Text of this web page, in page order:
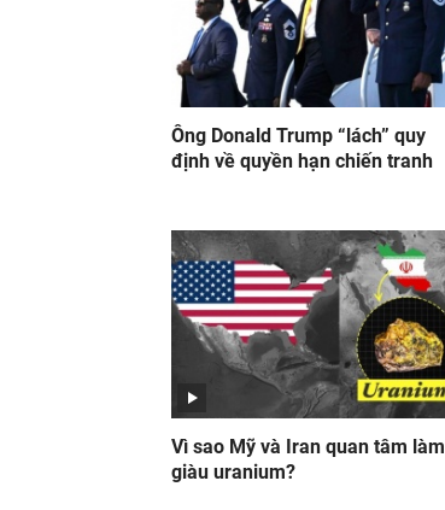
Ông Donald Trump “lách” quy
định về quyền hạn chiến tranh
Vì sao Mỹ và Iran quan tâm làm
giàu uranium?